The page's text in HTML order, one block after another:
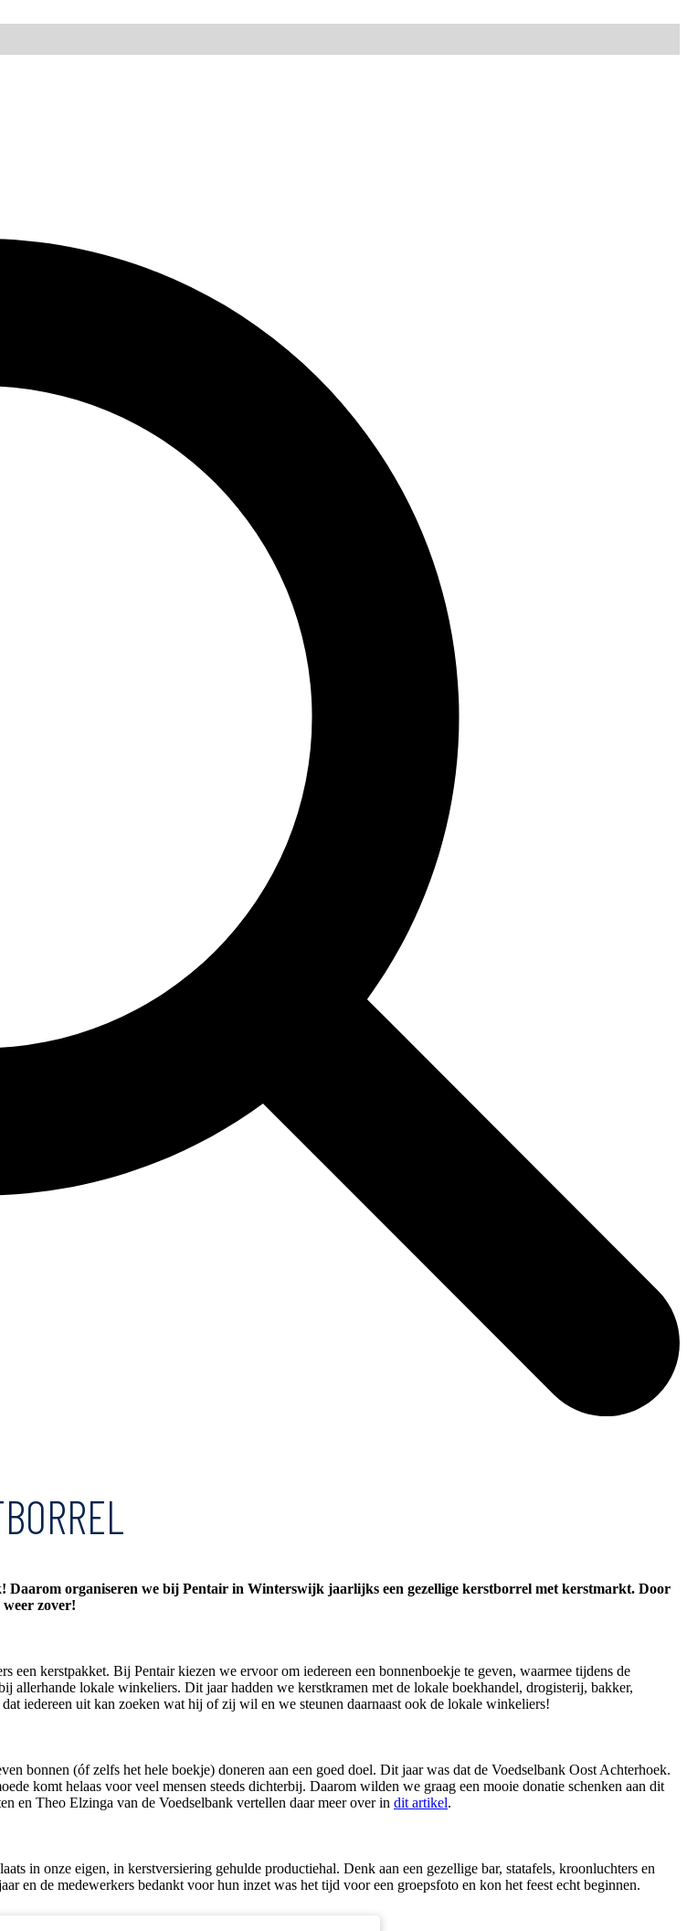
Daarom organiseren we bij Pentair in Winterswijk jaarlijks een gezellige kerstborrel met kerstmarkt. Door
weer zover!
kerstpakket. Bij Pentair kiezen we ervoor om iedereen een bonnenboekje te geven, waarmee tijdens de
lokale winkeliers. Dit jaar hadden we kerstkramen met de lokale boekhandel, drogisterij, bakker,
iedereen uit kan zoeken wat hij of zij wil en we steunen daarnaast ook de lokale winkeliers!
bonnen (óf zelfs het hele boekje) doneren aan een goed doel. Dit jaar was dat de Voedselbank Oost Achterhoek.
komt helaas voor veel mensen steeds dichterbij. Daarom wilden we graag een mooie donatie schenken aan dit
en Theo Elzinga van de Voedselbank vertellen daar meer over in dit artikel.
in onze eigen, in kerstversiering gehulde productiehal. Denk aan een gezellige bar, statafels, kroonluchters en
en de medewerkers bedankt voor hun inzet was het tijd voor een groepsfoto en kon het feest echt beginnen.